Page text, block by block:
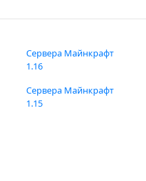
Сервера Майнкрафт
1.16
Сервера Майнкрафт
1.15